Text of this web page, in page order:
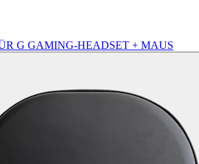
G GAMING-HEADSET + MAUS